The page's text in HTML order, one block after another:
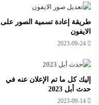
طريقة إعادة تسمية الصور على
الايفون
2023-09-24
إليك كل ما تم الإعلان عنه في
حدث أبل 2023
2023-09-14